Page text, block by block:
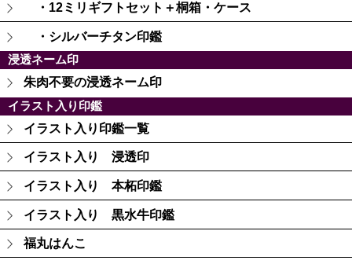
・12ミリギフトセット＋桐箱・ケース
・シルバーチタン印鑑
浸透ネーム印
朱肉不要の浸透ネーム印
イラスト入り印鑑
イラスト入り印鑑一覧
イラスト入り 浸透印
イラスト入り 本柘印鑑
イラスト入り 黒水牛印鑑
福丸はんこ